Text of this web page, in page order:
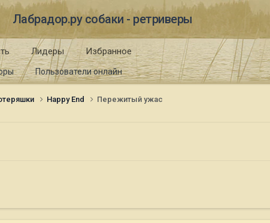
Лабрадор.ру собаки - ретриверы
Пользователи онлайн
Лидеры Избранное
Happy End Пережитый ужас